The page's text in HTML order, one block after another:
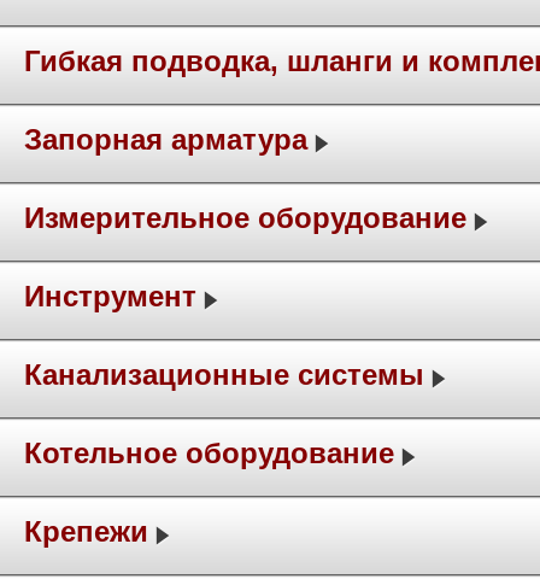
Гибкая подводка, шланги и
Запорная арматура
Измерительное оборудование
Инструмент
Канализационные системы
Котельное оборудование
Крепежи